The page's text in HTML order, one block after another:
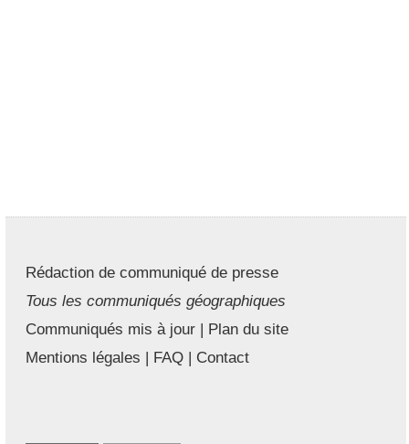
Rédaction de communiqué de presse
Tous les communiqués géographiques
Communiqués mis à jour | Plan du site
Mentions légales | FAQ | Contact